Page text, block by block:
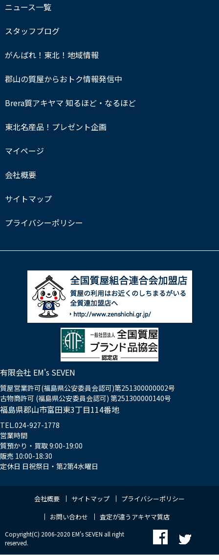
ニュース一覧
スタッフブログ
がんばれ！東北！地域情報
郡山の質屋からおトク情報発信中
Brera質アキヤマ 知るほど・なるほど
東北名産品！プレゼント企画
マイページ
会社概要
サイトマップ
プライバシーポリシー
有限会社 EM's SEVEN
質屋営業許可(福島県公安委員会認可)第251300000002号
古物商許可 (福島県公安委員会認可) 第251300000140号
福島県郡山市富田東3丁目114番地
TEL.024-927-1778
営業時間
質預かり・買取 9:00-19:00
販売 10:00-18:30
定休日 日祝祭日・第2第4水曜日
会社概要 サイトマップ
プライバシーポリシー
お問い合わせ
査定が違うアキヤマ質店
Copyright(C) 2006-2020 EM's SEVEN all right
reserved.